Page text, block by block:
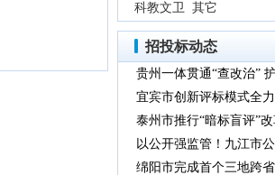
科教文卫 其它
招投标动态
贵州一体贯通“查改治”
场规范健康发展
宜宾市创新评标模式全
场环境
泰州市推行“暗标盲评”
推动政府采购提质增效
以公开强监管！九江市
领域系统整治典型案例
绵阳市完成首个三地跨